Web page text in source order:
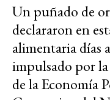
Un puñado de
declararon en
alimentaria días
impulsado por
de la Economía